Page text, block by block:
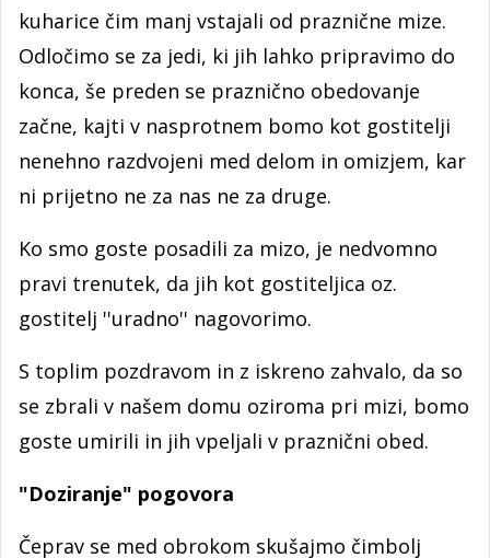
kuharice čim manj vstajali od praznične mize.
Odločimo se za jedi, ki jih lahko pripravimo do
konca, še preden se praznično obedovanje
začne, kajti v nasprotnem bomo kot gostitelji
nenehno razdvojeni med delom in omizjem, kar
ni prijetno ne za nas ne za druge.
Ko smo goste posadili za mizo, je nedvomno
pravi trenutek, da jih kot gostiteljica oz.
gostitelj ''uradno'' nagovorimo.
S toplim pozdravom in z iskreno zahvalo, da so
se zbrali v našem domu oziroma pri mizi, bomo
goste umirili in jih vpeljali v praznični obed.
"Doziranje" pogovora
Čeprav se med obrokom skušajmo čimbolj